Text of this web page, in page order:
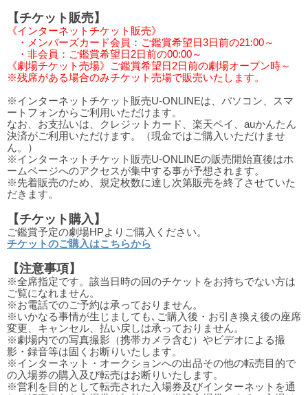
【チケット販売】
《インターネットチケット販売》
・メンバーズカード会員：ご鑑賞希望日3日前の21:00～
・非会員：ご鑑賞希望日2日前の00:00～
《劇場チケット売場》ご鑑賞希望日2日前の劇場オープン時～
※残席がある場合のみチケット売場で販売いたします。
※インターネットチケット販売U-ONLINEは、パソコン、スマ
ートフォンからご利用いただけます。
なお、お支払いは、クレジットカード、楽天ペイ、auかんたん
決済がご利用いただけます。（現金ではご購入いただけませ
ん。）
※インターネットチケット販売U-ONLINEの販売開始直後はホ
ームページへのアクセスが集中する事が予想されます。
※先着販売のため、規定枚数に達し次第販売を終了させていた
だきます。
【チケット購入】
ご鑑賞予定の劇場HPよりご購入ください。
チケットのご購入はこちらから
【注意事項】
※全席指定です。該当日時の回のチケットをお持ちでない方は
ご覧になれません。
※お電話でのご予約は承っておりません。
※いかなる事情が生じましても､ご購入後・お引き換え後の座席
変更、キャンセル、払い戻しは承っておりません。
※劇場内での写真撮影（携帯カメラ含む）やビデオによる撮
影・録音等は固くお断りいたします。
※インターネット・オークションへの出品その他の転売目的で
の入場券の購入及び転売はお断りいたします。
※営利を目的として転売された入場券及びインターネットを通